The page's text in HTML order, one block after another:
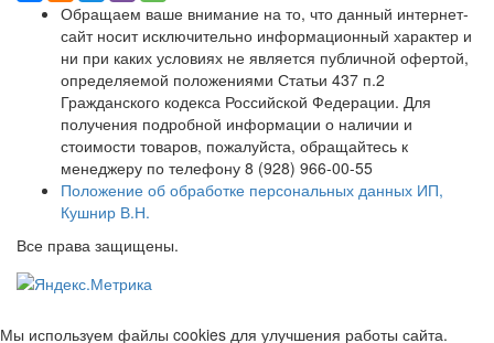
Обращаем ваше внимание на то, что данный интернет-
сайт носит исключительно информационный характер и
ни при каких условиях не является публичной офертой,
определяемой положениями Статьи 437 п.2
Гражданского кодекса Российской Федерации. Для
получения подробной информации о наличии и
стоимости товаров, пожалуйста, обращайтесь к
менеджеру по телефону 8 (928) 966-00-55
Положение об обработке персональных данных ИП,
Кушнир В.Н.
Все права защищены.
Мы используем файлы cookies для улучшения работы сайта.